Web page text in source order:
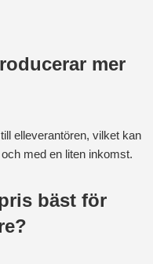
mer
elleverantören, vilket kan
med en liten inkomst.
bäst för